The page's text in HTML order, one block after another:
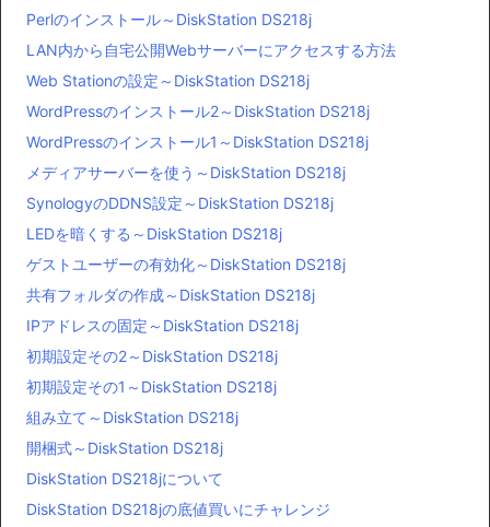
Perlのインストール～DiskStation DS218j
LAN内から自宅公開Webサーバーにアクセスする方法
Web Stationの設定～DiskStation DS218j
WordPressのインストール2～DiskStation DS218j
WordPressのインストール1～DiskStation DS218j
メディアサーバーを使う～DiskStation DS218j
SynologyのDDNS設定～DiskStation DS218j
LEDを暗くする～DiskStation DS218j
ゲストユーザーの有効化～DiskStation DS218j
共有フォルダの作成～DiskStation DS218j
IPアドレスの固定～DiskStation DS218j
初期設定その2～DiskStation DS218j
初期設定その1～DiskStation DS218j
組み立て～DiskStation DS218j
開梱式～DiskStation DS218j
DiskStation DS218jについて
DiskStation DS218jの底値買いにチャレンジ